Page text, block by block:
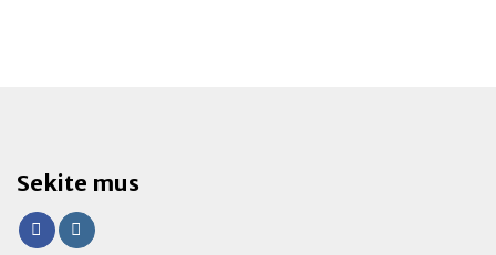
Sekite mus